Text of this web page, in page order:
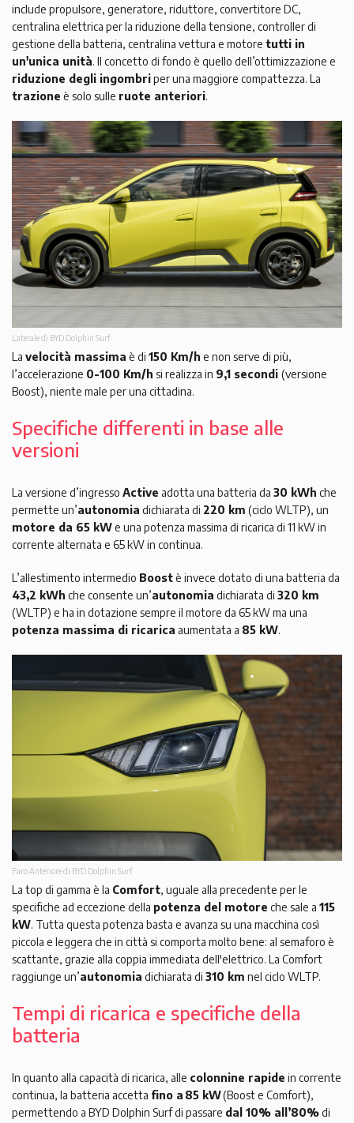
include propulsore, generatore, riduttore, convertitore DC,
centralina elettrica per la riduzione della tensione, controller di
gestione della batteria, centralina vettura e motore tutti in
un'unica unità. Il concetto di fondo è quello dell’ottimizzazione e
riduzione degli ingombriper una maggiore compattezza. La
trazione è solo sulle ruote anteriori.
Laterale di BYD Dolphin Surf
La velocità massima è di 150 Km/h e non serve di più,
l’accelerazione 0-100 Km/h si realizza in 9,1 secondi (versione
Boost), niente male per una cittadina.
Specifiche differenti in base alle
versioni
La versione d’ingresso Active adotta una batteria da 30 kWh che
permette un’autonomia dichiarata di 220 km (ciclo WLTP), un
motore da 65 kWe una potenza massima di ricarica di 11 kW in
corrente alternata e 65 kW in continua.
L’allestimento intermedio Boostè invece dotato di una batteria da
43,2 kWh che consente un’autonomia dichiarata di 320 km
(WLTP) e ha in dotazione sempre il motore da 65 kW ma una
potenza massima di ricarica aumentata a 85 kW.
Faro Anteriore di BYD Dolphin Surf
La top di gamma è la Comfort, uguale alla precedente per le
specifiche ad eccezione della potenza del motore che sale a 115
kW. Tutta questa potenza basta e avanza su una macchina così
piccola e leggera che in città si comporta molto bene: al semaforo è
scattante, grazie alla coppia immediata dell'elettrico. La Comfort
raggiunge un’autonomia dichiarata di 310 km nel ciclo WLTP.
Tempi di ricarica e specifiche della
batteria
In quanto alla capacità di ricarica, alle colonnine rapide in corrente
continua, la batteria accetta fino a 85 kW(Boost e Comfort),
permettendo a BYD Dolphin Surf di passare dal 10% all’80%di